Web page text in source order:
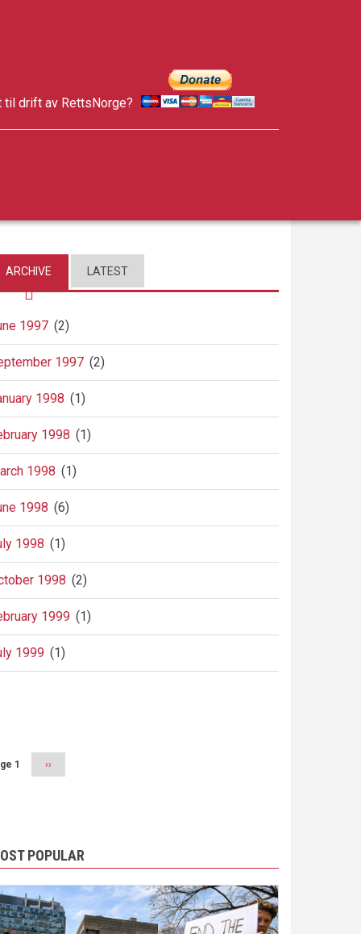
til drift av RettsNorge?
ARCHIVE LATEST
1997 (2)
1997 (2)
1998 (1)
1998 (1)
1998 (1)
1998 (6)
1998 (1)
1998 (2)
1999 (1)
1999 (1)
1
Next
page
››
POPULAR